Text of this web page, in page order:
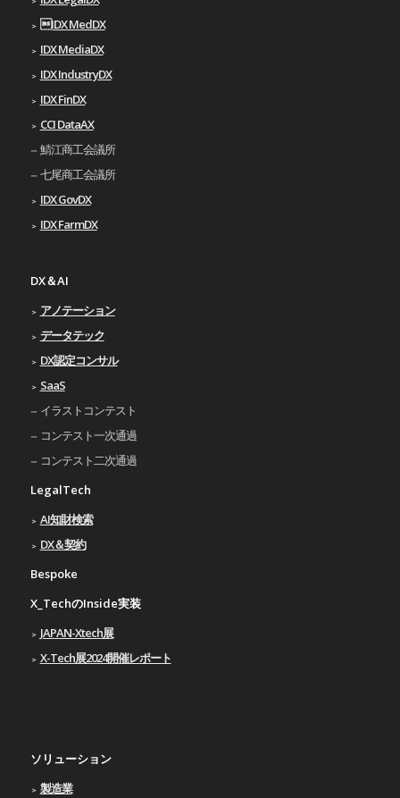
IDX MedDX
IDX MediaDX
IDX IndustryDX
IDX FinDX
CCI DataAX
鯖江商工会議所
七尾商工会議所
IDX GovDX
IDX FarmDX
DX＆AI
アノテーション
データテック
DX認定コンサル
SaaS
イラストコンテスト
コンテスト一次通過
コンテスト二次通過
LegalTech
AI知財検索
DX＆契約
Bespoke
X_TechのInside実装
JAPAN-Xtech展
X-Tech展2024開催レポート
ソリューション
製造業